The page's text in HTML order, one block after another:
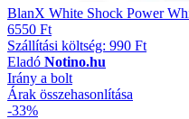
BlanX White Shock Power
6550 Ft
Szállítási költség: 990 Ft
Eladó Notino.hu
Irány a bolt
Árak összehasonlítása
-33%